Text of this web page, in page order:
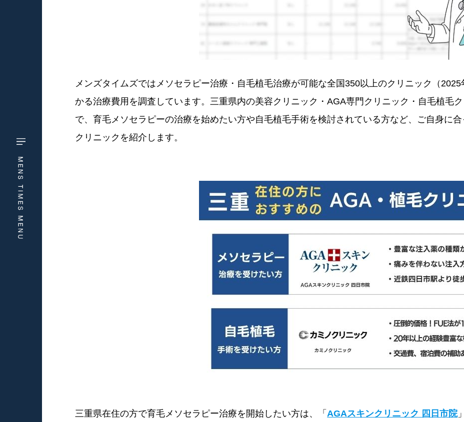
メンズタイムズではメソセラピー治療・自毛植毛治療が可能な全国350以上のクリニック（
かる治療費用を調査しています。三重県内の美容クリニック・AGA専門クリニック・自毛植毛
で、育毛メソセラピーの治療を始めたい方や自毛植毛手術を検討されている方など、ご自身に
クリニックを紹介します。
三重県在住の方で育毛メソセラピー治療を開始したい方は、「AGAスキンクリニック 四日市院